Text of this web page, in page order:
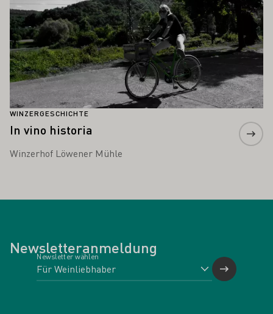
WINZERGESCHICHTE
In vino historia
Winzerhof Löwener Mühle
Newsletteranmeldung
Newsletter wählen